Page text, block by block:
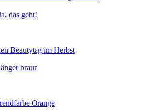
das geht!
Beautytag im Herbst
braun
Orange